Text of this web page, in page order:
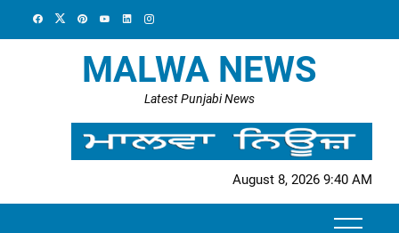
MALWA NEWS
Latest Punjabi News
August 8, 2026 9:40 AM